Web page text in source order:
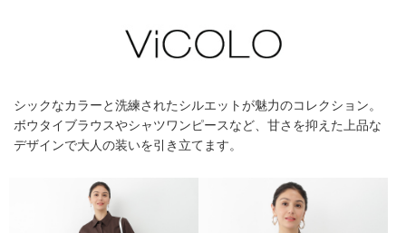
シックなカラーと洗練されたシルエットが魅力のコレクション。
ボウタイブラウスやシャツワンピースなど、甘さを抑えた上品な
デザインで大人の装いを引き立てます。